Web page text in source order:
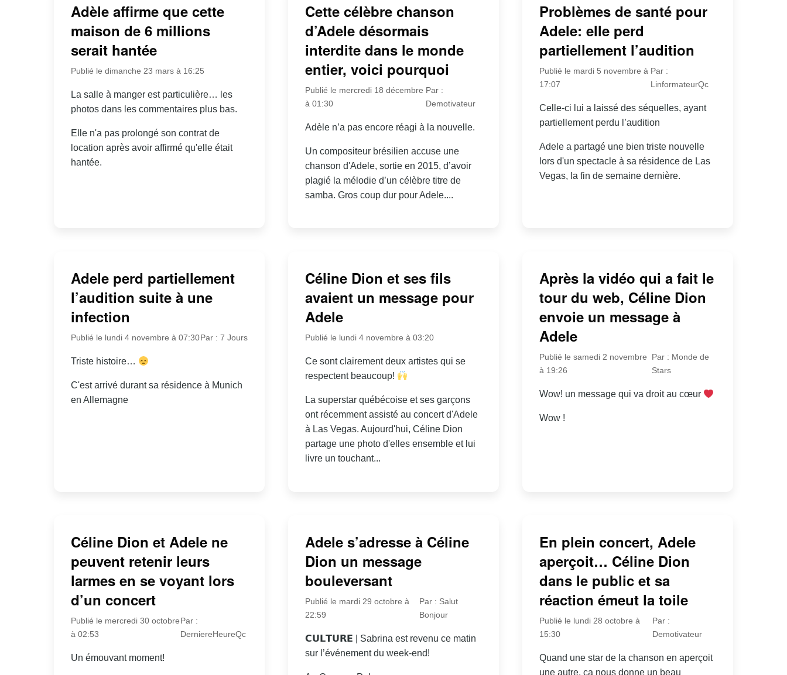
Adèle affirme que cette
maison de 6 millions
serait hantée
Publié le dimanche 23 mars à 16:25
La salle à manger est particulière… les
photos dans les commentaires plus bas.
Elle n'a pas prolongé son contrat de
location après avoir affirmé qu'elle était
hantée.
Cette célèbre chanson
d’Adele désormais
interdite dans le monde
entier, voici pourquoi
Publié le mercredi 18 décembre
à 01:30
Par :
Demotivateur
Adèle n’a pas encore réagi à la nouvelle.
Un compositeur brésilien accuse une
chanson d'Adele, sortie en 2015, d’avoir
plagié la mélodie d’un célèbre titre de
samba. Gros coup dur pour Adele....
Problèmes de santé pour
Adele: elle perd
partiellement l’audition
Publié le mardi 5 novembre à
17:07
Par :
LinformateurQc
Celle-ci lui a laissé des séquelles, ayant
partiellement perdu l’audition
Adele a partagé une bien triste nouvelle
lors d'un spectacle à sa résidence de Las
Vegas, la fin de semaine dernière.
Adele perd partiellement
l’audition suite à une
infection
Publié le lundi 4 novembre à 07:30Par : 7 Jours
Triste histoire…
C'est arrivé durant sa résidence à Munich
en Allemagne
Céline Dion et ses fils
avaient un message pour
Adele
Publié le lundi 4 novembre à 03:20
Ce sont clairement deux artistes qui se
respectent beaucoup!
La superstar québécoise et ses garçons
ont récemment assisté au concert d'Adele
à Las Vegas. Aujourd'hui, Céline Dion
partage une photo d'elles ensemble et lui
livre un touchant...
Après la vidéo qui a fait le
tour du web, Céline Dion
envoie un message à
Adele
Publié le samedi 2 novembre
à 19:26
Par : Monde de
Stars
Wow! un message qui va droit au cœur
Wow !
Céline Dion et Adele ne
peuvent retenir leurs
larmes en se voyant lors
d’un concert
Publié le mercredi 30 octobre
à 02:53
Par :
DerniereHeureQc
Un émouvant moment!
Adele s’adresse à Céline
Dion un message
bouleversant
Publié le mardi 29 octobre à
22:59
Par : Salut
Bonjour
𝗖𝗨𝗟𝗧𝗨𝗥𝗘 | Sabrina est revenu ce matin
sur l’événement du week-end!
En plein concert, Adele
aperçoit… Céline Dion
dans le public et sa
réaction émeut la toile
Publié le lundi 28 octobre à
15:30
Par :
Demotivateur
Quand une star de la chanson en aperçoit
une autre, ça nous donne un beau